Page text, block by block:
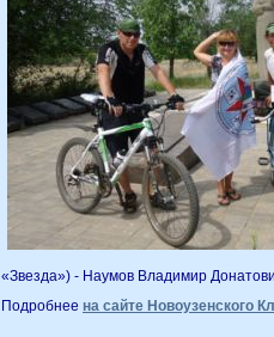
«Звезда») - Наумов Владимир
Подробнее на сайте Новоузенского